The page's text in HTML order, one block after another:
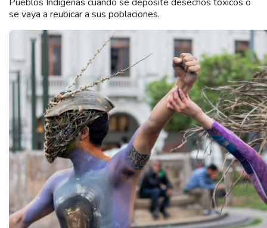
se vaya a reubicar a sus poblaciones.